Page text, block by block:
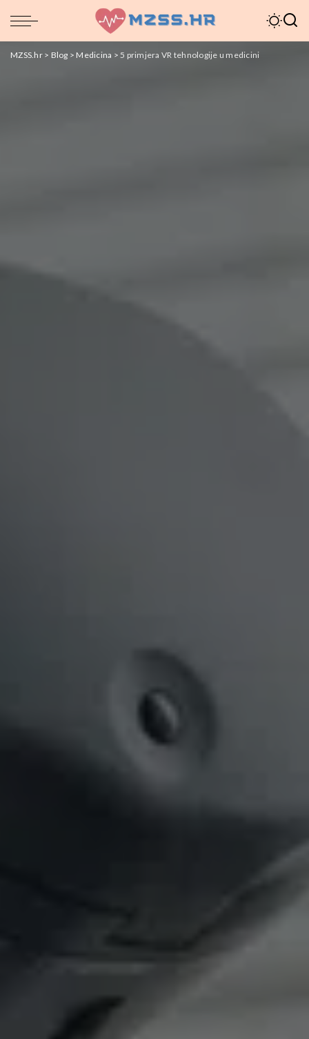
MZSS.hr> Blog > Medicina >5 primjera VR tehnologije u medicini